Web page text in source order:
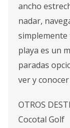
ancho
nadar,
simplemente
playa es un
paradas
ver y
OTROS
Cocotal Golf